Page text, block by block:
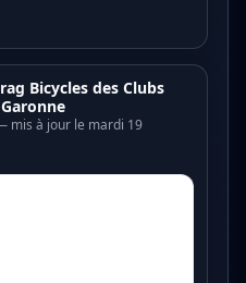
Bicycles des Clubs
mis à jour le mardi 19